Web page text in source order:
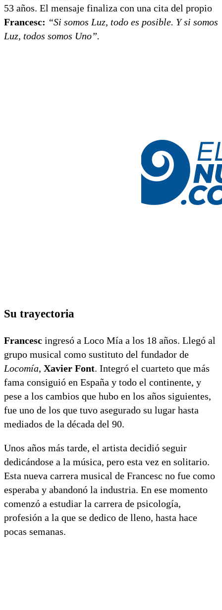
53 años. El mensaje finaliza con una cita del propio
Francesc: “Si somos Luz, todo es posible. Y si somos
Luz, todos somos Uno”.
Su trayectoria
Francesc ingresó a Loco Mía a los 18 años. Llegó al
grupo musical como sustituto del fundador de
Locomía, Xavier Font. Integró el cuarteto que más
fama consiguió en España y todo el continente, y
pese a los cambios que hubo en los años siguientes,
fue uno de los que tuvo asegurado su lugar hasta
mediados de la década del 90.
Unos años más tarde, el artista decidió seguir
dedicándose a la música, pero esta vez en solitario.
Esta nueva carrera musical de Francesc no fue como
esperaba y abandonó la industria. En ese momento
comenzó a estudiar la carrera de psicología,
profesión a la que se dedico de lleno, hasta hace
pocas semanas.